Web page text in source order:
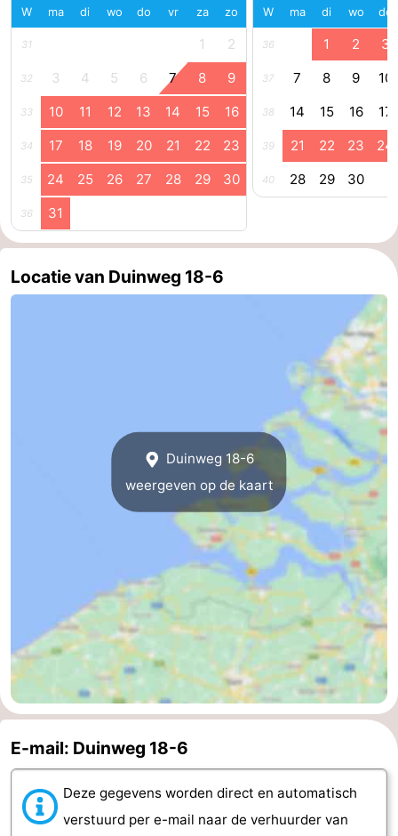
Kop
van
Schouwen
-
Veere
Natuur
Oranjezon
Oostkapelle
de
Mantelingen
Domburg
-
Westkapelle
-
Natuur
Het
Zwin
Weer
Contact
W ma di wo do vr za zo
31 1 2
32 3 4 5 6 7 8 9
33 10 11 12 13 14 15 16
34 17 18 19 20 21 22 23
35 24 25 26 27 28 29 30
36 31
W ma di wo do
36 1 2 3
37 7 8 9 10
38 14 15 16 17
39 21 22 23 24
40 28 29 30
Locatie van Duinweg 18-6
Duinweg 18-6
weergeven op de kaart
E-mail: Duinweg 18-6
Deze gegevens worden direct en automatisch
verstuurd per e-mail naar de verhuurder van